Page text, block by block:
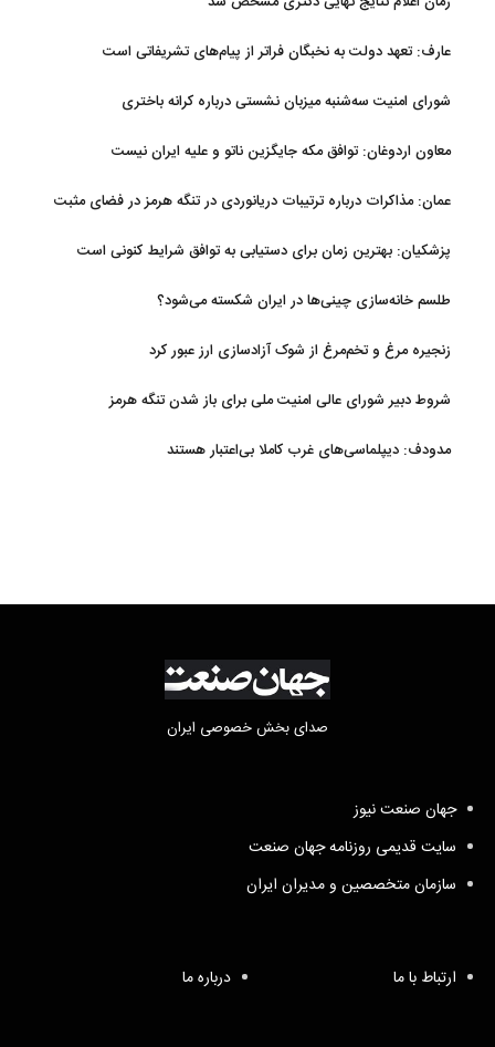
عارف: تعهد دولت به نخبگان فراتر از پیام‎‌های تشریفاتی است
شورای امنیت سه‌شنبه میزبان نشستی درباره کرانه باختری
معاون اردوغان: توافق مکه جایگزین ناتو و علیه ایران نیست
عمان: مذاکرات درباره ترتیبات دریانوردی در تنگه هرمز در فضای مثبت
پزشکیان‌: بهترین زمان برای دستیابی به توافق شرایط کنونی است
طلسم خانه‌سازی چینی‌ها در ایران شکسته می‌شود؟
زنجیره مرغ و تخم‌مرغ از شوک آزادسازی ارز عبور کرد
شروط دبیر شورای عالی امنیت ملی برای باز شدن تنگه هرمز
مدودف: دیپلماسی‌های غرب کاملا بی‌اعتبار هستند
صدای بخش خصوصی ایران
جهان صنعت نیوز
سایت قدیمی روزنامه جهان صنعت
سازمان متخصصین و مدیران ایران
ارتباط با ما درباره ما